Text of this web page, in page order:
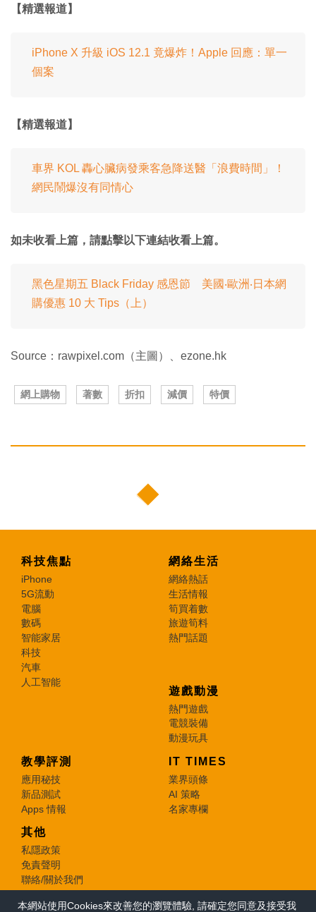
【精選報道】
iPhone X 升級 iOS 12.1 竟爆炸！Apple 回應：單一
個案
【精選報道】
車界 KOL 轟心臟病發乘客急降送醫「浪費時間」！
網民鬧爆沒有同情心
如未收看上篇，請點擊以下連結收看上篇。
黑色星期五 Black Friday 感恩節 美國‧歐洲‧日本網
購優惠 10 大 Tips（上）
Source：rawpixel.com（主圖）、ezone.hk
網上購物 著數 折扣 減價 特價
科技焦點
iPhone
5G流動
電腦
數碼
智能家居
科技
汽車
人工智能
網絡生活
網絡熱話
生活情報
筍買着數
旅遊筍料
熱門話題
遊戲動漫
熱門遊戲
電競裝備
動漫玩具
教學評測
應用秘技
新品測試
Apps 情報
IT TIMES
業界頭條
AI 策略
名家專欄
其他
私隱政策
免責聲明
聯絡/關於我們
© 2026 e-zone. All Rights Reserved.
本網站使用Cookies來改善您的瀏覽體驗, 請確定您同意及接受我